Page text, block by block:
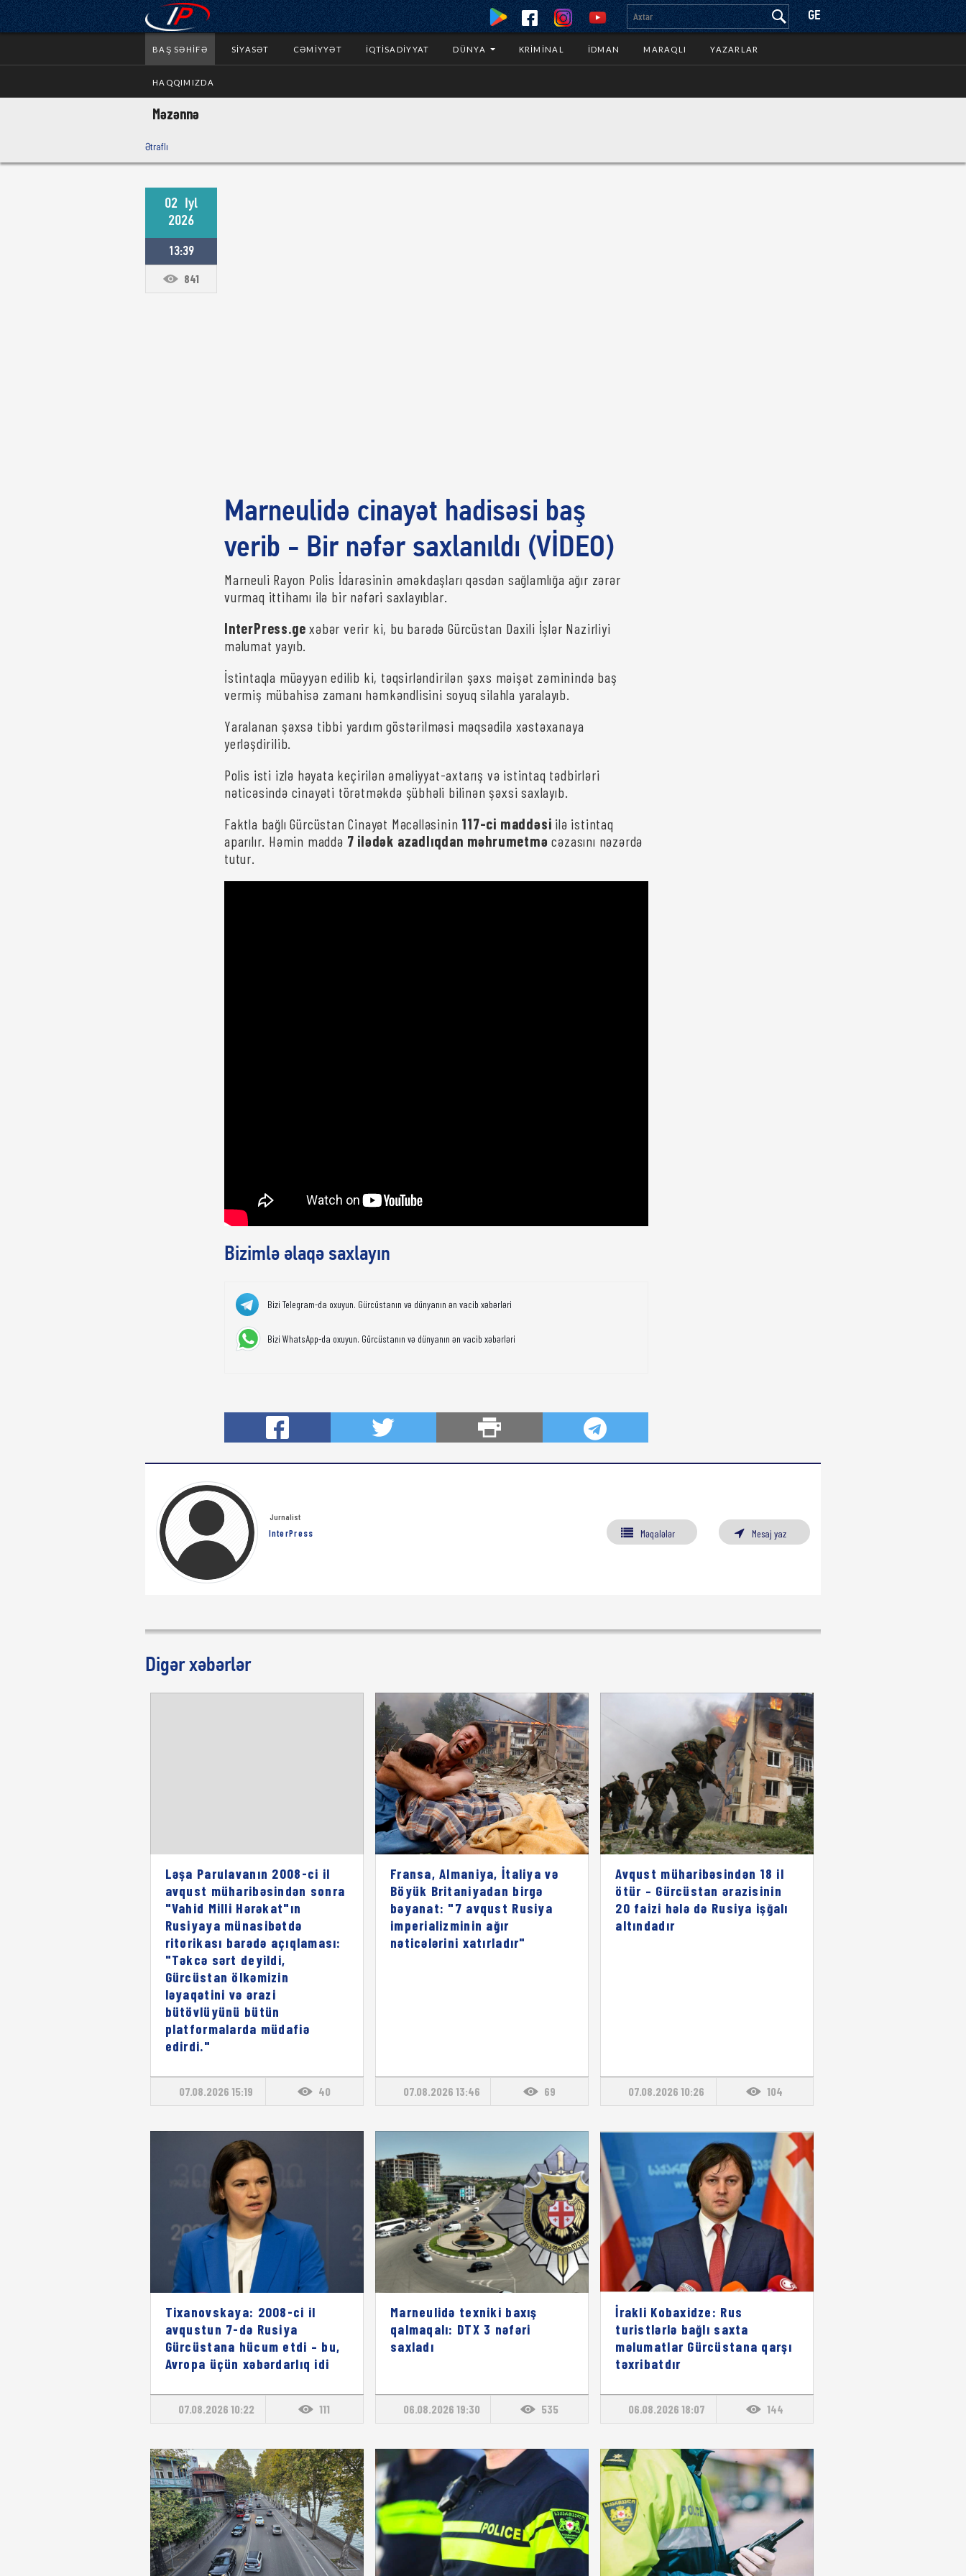
GE
BAŞ SƏHIFƏ SIYASƏT CƏMIYYƏT İQTISADIYYAT DÜNYA KRIMINAL İDMAN MARAQLI YAZARLAR
HAQQIMIZDA
Məzənnə
Ətraflı
02 Iyl
2026
13:39
841
Marneulidə cinayət hadisəsi baş
verib - Bir nəfər saxlanıldı (VİDEO)
Marneuli Rayon Polis İdarəsinin əməkdaşları qəsdən sağlamlığa ağır zərər
vurmaq ittihamı ilə bir nəfəri saxlayıblar.
InterPress.ge xəbər verir ki, bu barədə Gürcüstan Daxili İşlər Nazirliyi
məlumat yayıb.
İstintaqla müəyyən edilib ki, təqsirləndirilən şəxs məişət zəminində baş
vermiş mübahisə zamanı həmkəndlisini soyuq silahla yaralayıb.
Yaralanan şəxsə tibbi yardım göstərilməsi məqsədilə xəstəxanaya
yerləşdirilib.
Polis isti izlə həyata keçirilən əməliyyat-axtarış və istintaq tədbirləri
nəticəsində cinayəti törətməkdə şübhəli bilinən şəxsi saxlayıb.
Faktla bağlı Gürcüstan Cinayət Məcəlləsinin 117-ci maddəsi ilə istintaq
aparılır. Həmin maddə 7 ilədək azadlıqdan məhrumetmə cəzasını nəzərdə
tutur.
Bizimlə əlaqə saxlayın
Bizi Telegram-da oxuyun. Gürcüstanın və dünyanın ən vacib xəbərləri
Bizi WhatsApp-da oxuyun. Gürcüstanın və dünyanın ən vacib xəbərləri
Jurnalist
InterPress Məqalələr Mesaj yaz
Digər xəbərlər
Ləşa Parulavanın 2008-ci il
avqust müharibəsindən sonra
"Vahid Milli Hərəkat"ın
Rusiyaya münasibətdə
ritorikası barədə açıqlaması:
"Təkcə sərt deyildi,
Gürcüstan ölkəmizin
ləyaqətini və ərazi
bütövlüyünü bütün
platformalarda müdafiə
edirdi."
07.08.2026 15:19 40
Fransa, Almaniya, İtaliya və
Böyük Britaniyadan birgə
bəyanat: "7 avqust Rusiya
imperializminin ağır
nəticələrini xatırladır"
07.08.2026 13:46 69
Avqust müharibəsindən 18 il
ötür – Gürcüstan ərazisinin
20 faizi hələ də Rusiya işğalı
altındadır
07.08.2026 10:26 104
Tixanovskaya: 2008-ci il
avqustun 7-də Rusiya
Gürcüstana hücum etdi – bu,
Avropa üçün xəbərdarlıq idi
07.08.2026 10:22 111
Marneulidə texniki baxış
qalmaqalı: DTX 3 nəfəri
saxladı
06.08.2026 19:30 535
İrakli Kobaxidze: Rus
turistlərlə bağlı saxta
məlumatlar Gürcüstana qarşı
təxribatdır
06.08.2026 18:07 144